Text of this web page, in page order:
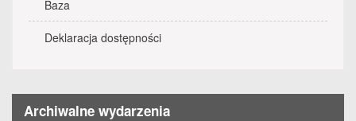
Baza
Deklaracja dostępności
Archiwalne wydarzenia